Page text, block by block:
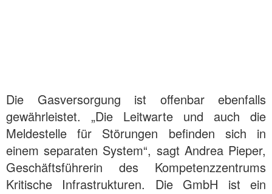
Die Gasversorgung ist offenbar ebenfalls
gewährleistet. „Die Leitwarte und auch die
Meldestelle für Störungen befinden sich in
einem separaten System“, sagt Andrea Pieper,
Geschäftsführerin des Kompetenzzentrums
Kritische Infrastrukturen. Die GmbH ist ein